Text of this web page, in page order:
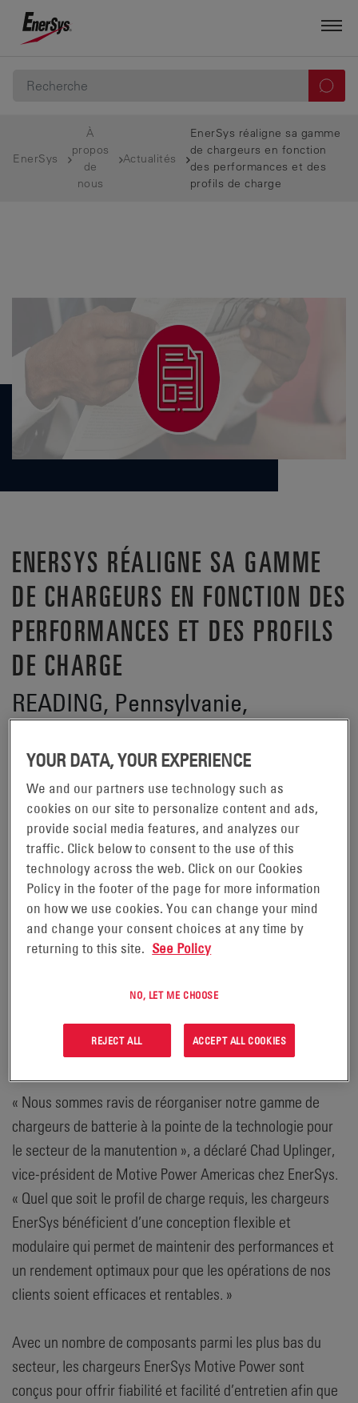
EnerSys
À
propos
de
nous
Actualités
EnerSys réaligne sa gamme
de chargeurs en fonction
des performances et des
profils de charge
ENERSYS RÉALIGNE SA GAMME
DE CHARGEURS EN FONCTION DES
PERFORMANCES ET DES PROFILS
DE CHARGE
READING, Pennsylvanie,
EnerSys (NYSE : ENS), leader mondial des solutions de
stockage d’énergie pour les applications industrielles, a
récemment annoncé une restructuration de sa gamme de
chargeurs Motive Power. L’offre de chargeurs de
batteries est désormais organisée en fonction des
performances et des profils de charge, ce qui permet au
consommateur d’identifier plus facilement le programme
de charge requis pour répondre aux exigences de
puissance de sa batterie. Chaque chargeur offre des
constante de performances exceptionnelles pour une
variété de produits chimiques, de tailles de batterie et de
profils de charge requis.
« Nous sommes ravis de réorganiser notre gamme de
chargeurs de batterie à la pointe de la technologie pour
le secteur de la manutention », a déclaré Chad Uplinger,
vice-président de Motive Power Americas chez EnerSys.
« Quel que soit le profil de charge requis, les chargeurs
EnerSys bénéficient d’une conception flexible et
modulaire qui permet de maintenir des performances et
un rendement optimaux pour que les opérations de nos
clients soient efficaces et rentables. »
Avec un nombre de composants parmi les plus bas du
secteur, les chargeurs EnerSys Motive Power sont
conçus pour offrir fiabilité et facilité d’entretien afin que
YOUR DATA, YOUR EXPERIENCE
We and our partners use technology such as
cookies on our site to personalize content and ads,
provide social media features, and analyzes our
traffic. Click below to consent to the use of this
technology across the web. Click on our Cookies
Policy in the footer of the page for more information
on how we use cookies. You can change your mind
and change your consent choices at any time by
returning to this site. See Policy
NO, LET ME CHOOSE
REJECT ALL ACCEPT ALL COOKIES